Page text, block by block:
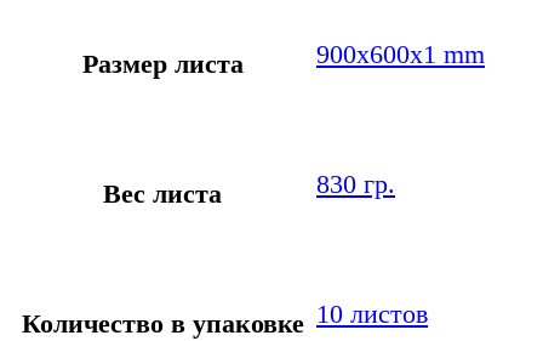
Размер листа 900х600х1 mm
Вес листа 830 гр.
Количество в упаковке 10 листов